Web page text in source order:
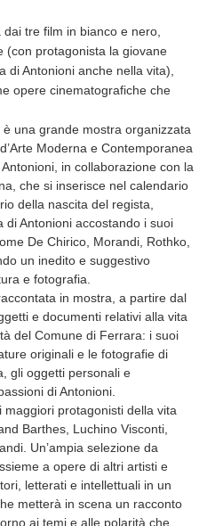
tre film in bianco e nero,
(con protagonista la giovane
di Antonioni anche nella vita),
opere cinematografiche che
una grande mostra organizzata
Moderna e Contemporanea
in collaborazione con la
che si inserisce nel calendario
della nascita del regista,
Antonioni accostando i suoi
De Chirico, Morandi, Rothko,
un inedito e suggestivo
e fotografia.
in mostra, a partire dal
e documenti relativi alla vita
del Comune di Ferrara: i suoi
originali e le fotografie di
gli oggetti personali e
di Antonioni.
maggiori protagonisti della vita
Barthes, Luchino Visconti,
Un’ampia selezione da
a opere di altri artisti e
letterati e intellettuali in un
metterà in scena un racconto
ai temi e alle polarità che